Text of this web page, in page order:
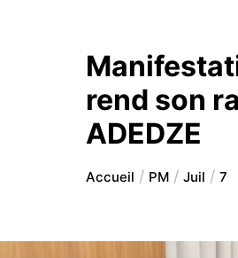
rend son
ADEDZE
Accueil PM Juil 7